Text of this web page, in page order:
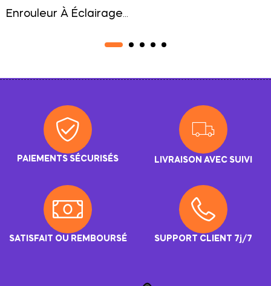
Enrouleur À Éclairage
PAIEMENTS SÉCURISÉS LIVRAISON AVEC SUIVI
SATISFAIT OU REMBOURSÉ SUPPORT CLIENT 7j/7